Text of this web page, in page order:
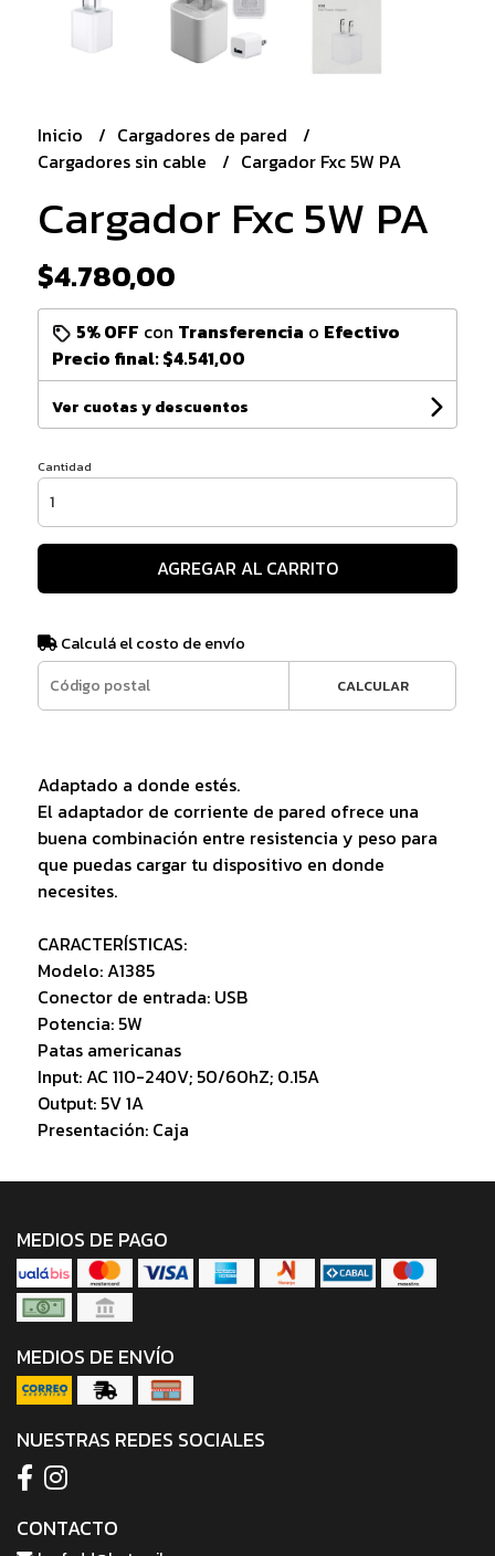
Inicio
Cargadores de pared
Cargadores sin cable
Cargador Fxc 5W PA
Cargador Fxc 5W PA
$4.780,00
5% OFF con Transferencia o Efectivo
Precio final:$4.541,00
Ver cuotas y descuentos
Cantidad
AGREGAR AL CARRITO
Calculá el costo de envío
CALCULAR
Adaptado a donde estés.
El adaptador de corriente de pared ofrece una
buena combinación entre resistencia y peso para
que puedas cargar tu dispositivo en donde
necesites.
CARACTERÍSTICAS:
Modelo: A1385
Conector de entrada: USB
Potencia: 5W
Patas americanas
Input: AC 110-240V; 50/60hZ; 0.15A
Output: 5V 1A
Presentación: Caja
MEDIOS DE PAGO
MEDIOS DE ENVÍO
NUESTRAS REDES SOCIALES
CONTACTO